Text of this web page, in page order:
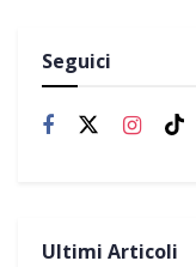
Seguici
Ultimi Articoli